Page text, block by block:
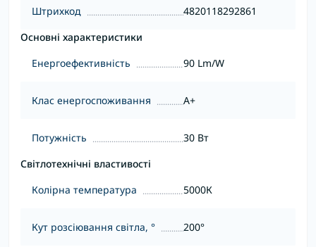
Штрихкод
4820118292861
Основні характеристики
Енергоефективність
90 Lm/W
Клас енергоспоживання A+
Потужність
30 Вт
Світлотехнічні властивості
Колірна температура
5000К
Кут розсіювання світла, ° 200°